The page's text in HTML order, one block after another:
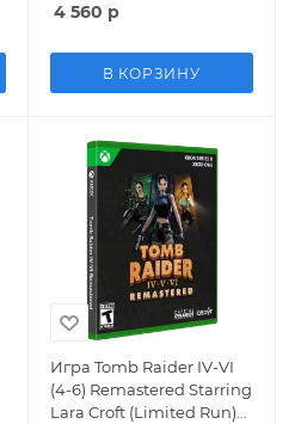
4 560 р
В КОРЗИНУ
Игра Tomb Raider IV-VI
(4-6) Remastered Starring
Lara Croft (Limited Run)